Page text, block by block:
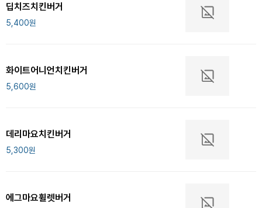
딥치즈치킨버거
5,400원
화이트어니언치킨버거
5,600원
데리마요치킨버거
5,300원
에그마요휠렛버거